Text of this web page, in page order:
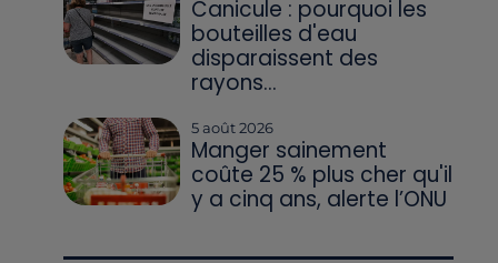
Canicule : pourquoi les
bouteilles d'eau
disparaissent des
rayons...
5 août 2026
Manger sainement
coûte 25 % plus cher qu'il
y a cinq ans, alerte l’ONU